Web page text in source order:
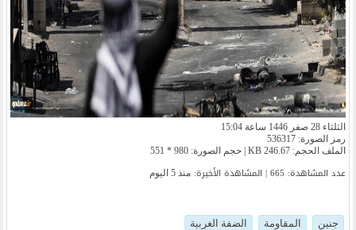
الثلثاء 28 صفر 1446 ساعة 15:04
رمز الصورة: 536317
الملف الحجم: 246.67 KB | حجم الصورة: 980 * 551
عدد المشاهدة: 665 | المشاهدة الأخیرة: منذ 5 اليوم
جنين المقاومة الضفة الغربية